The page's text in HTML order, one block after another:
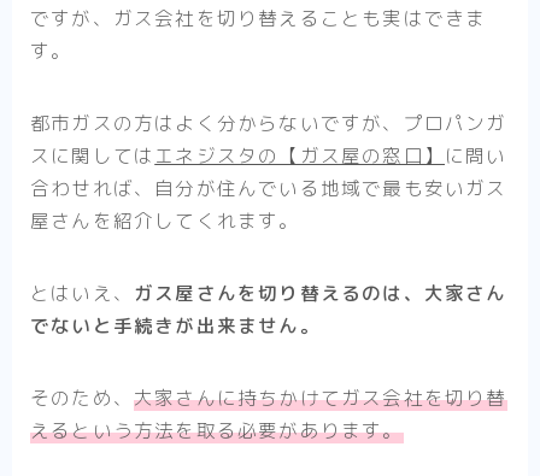
ですが、ガス会社を切り替えることも実はできま
す。
都市ガスの方はよく分からないですが、プロパンガ
スに関しては エネジスタの【ガス屋の窓口】 に問い
合わせれば、自分が住んでいる地域で最も安いガス
屋さんを紹介してくれます。
とはいえ、 ガス屋さんを切り替えるのは、大家さん
でないと手続きが出来ません。
そのため、 大家さんに持ちかけてガス会社を切り替
えるという方法を取る必要があります。